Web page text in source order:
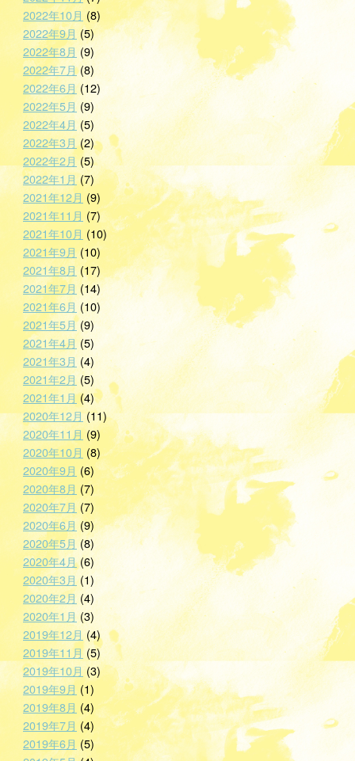
2022年10月 (8)
2022年9月 (5)
2022年8月(9)
2022年7月(8)
2022年6月(12)
2022年5月 (9)
2022年4月(5)
2022年3月(2)
2022年2月(5)
2022年1月(7)
2021年12月 (9)
2021年11月 (7)
2021年10月 (10)
2021年9月(10)
2021年8月(17)
2021年7月 (14)
2021年6月 (10)
2021年5月(9)
2021年4月(5)
2021年3月 (4)
2021年2月(5)
2021年1月(4)
2020年12月(11)
2020年11月 (9)
2020年10月 (8)
2020年9月 (6)
2020年8月 (7)
2020年7月(7)
2020年6月(9)
2020年5月(8)
2020年4月(6)
2020年3月(1)
2020年2月 (4)
2020年1月(3)
2019年12月(4)
2019年11月 (5)
2019年10月(3)
2019年9月 (1)
2019年8月 (4)
2019年7月 (4)
2019年6月 (5)